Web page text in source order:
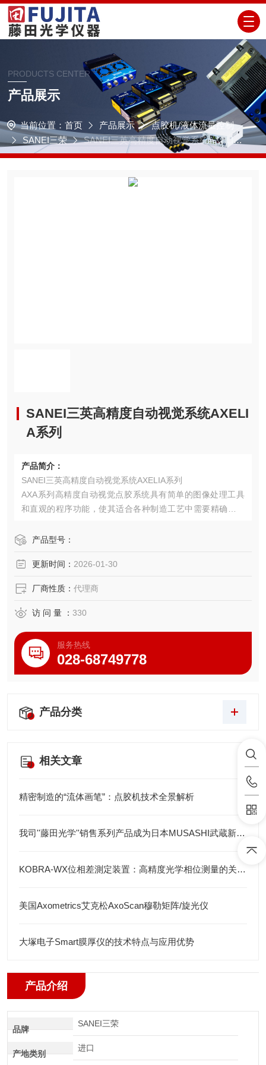
PRODUCTS CENTER
产品展示
当前位置： 首页 产品展示
点胶机/液体流量控制
SANEI三荣
SANEI三英高精度自动视觉系统AXELIA
系列
SANEI三英高精度自动视觉系统AXELI
A系列
产品简介：
SANEI三英高精度自动视觉系统AXELIA系列
AXA系列高精度自动视觉点胶系统具有简单的图像处理工具
和直观的程序功能，使其适合各种制造工艺中需要精确流体
通过高精度摄像头确认点胶位置的视野好。
San-Ei Tech开发的点胶专用软件“Fluid Magic"。
产品型号：
更新时间： 2026-01-30
厂商性质： 代理商
访 问 量 ： 330
服务热线
028-68749778
产品分类
相关文章
精密制造的“流体画笔”：点胶机技术全景解析
我司''藤田光学''销售系列产品成为日本MUSASHI武蔵新的代理店
KOBRA-WX位相差測定装置：高精度光学相位测量的关键技术解析
美国Axometrics艾克松AxoScan穆勒矩阵/旋光仪
大塚电子Smart膜厚仪的技术特点与应用优势
产品介绍
品牌
SANEI三荣
产地类别
进口